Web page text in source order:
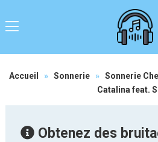
Accueil » Sonnerie » Sonnerie
Catalina feat.
Obtenez des